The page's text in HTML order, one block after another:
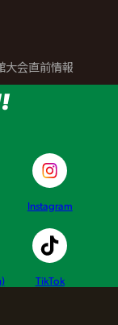
大会直前情報
Instagram
TikTok